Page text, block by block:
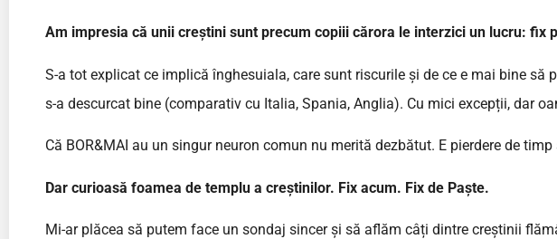
Am impresia că unii creștini sunt precum copiii cărora le interzici un lucru: fix
S-a tot explicat ce implică înghesuiala, care sunt riscurile și de ce e mai bine să
s-a descurcat bine (comparativ cu Italia, Spania, Anglia). Cu mici excepții, dar
Că BOR&MAI au un singur neuron comun nu merită dezbătut. E pierdere de
Dar curioasă foamea de templu a creștinilor. Fix acum. Fix de Paște.
Mi-ar plăcea să putem face un sondaj sincer și să aflăm câți dintre creștinii